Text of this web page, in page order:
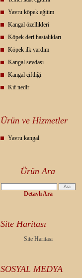
Yavru köpek eğitim
Kangal özellikleri
Köpek deri hastalıkları
Köpek ilk yardım
Kangal sevdası
Kangal çiftliği
Kıf nedir
Ürün ve Hizmetler
Yavru kangal
Ürün Ara
Detaylı Ara
Site Haritası
Site Haritası
SOSYAL MEDYA